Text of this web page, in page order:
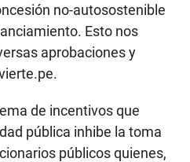
no-autosostenible
Esto nos
aprobaciones y
de incentivos que
pública inhibe la toma
públicos quienes,